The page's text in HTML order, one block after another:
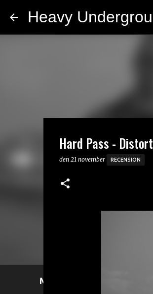
Heavy
Mer läsning
Hard Pass -
den 21 november RECENSION